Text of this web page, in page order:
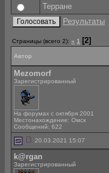
Терране
Результаты
Страницы (всего 2): « 1 [2]
Автор
Mezomorf
Зарегистрированный
На форумах с октября 2001
Местонахождение: Омск
Сообщений: 622
20.03.2021 15:07
k@rgan
Зарегистрированный